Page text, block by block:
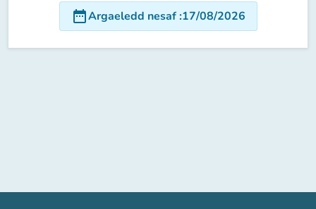
date_rangeArgaeledd nesaf:17/08/2026